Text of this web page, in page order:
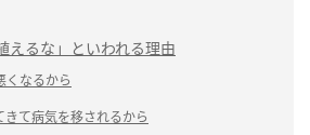
えるな」といわれる理由
くなるから
きて病気を移されるから